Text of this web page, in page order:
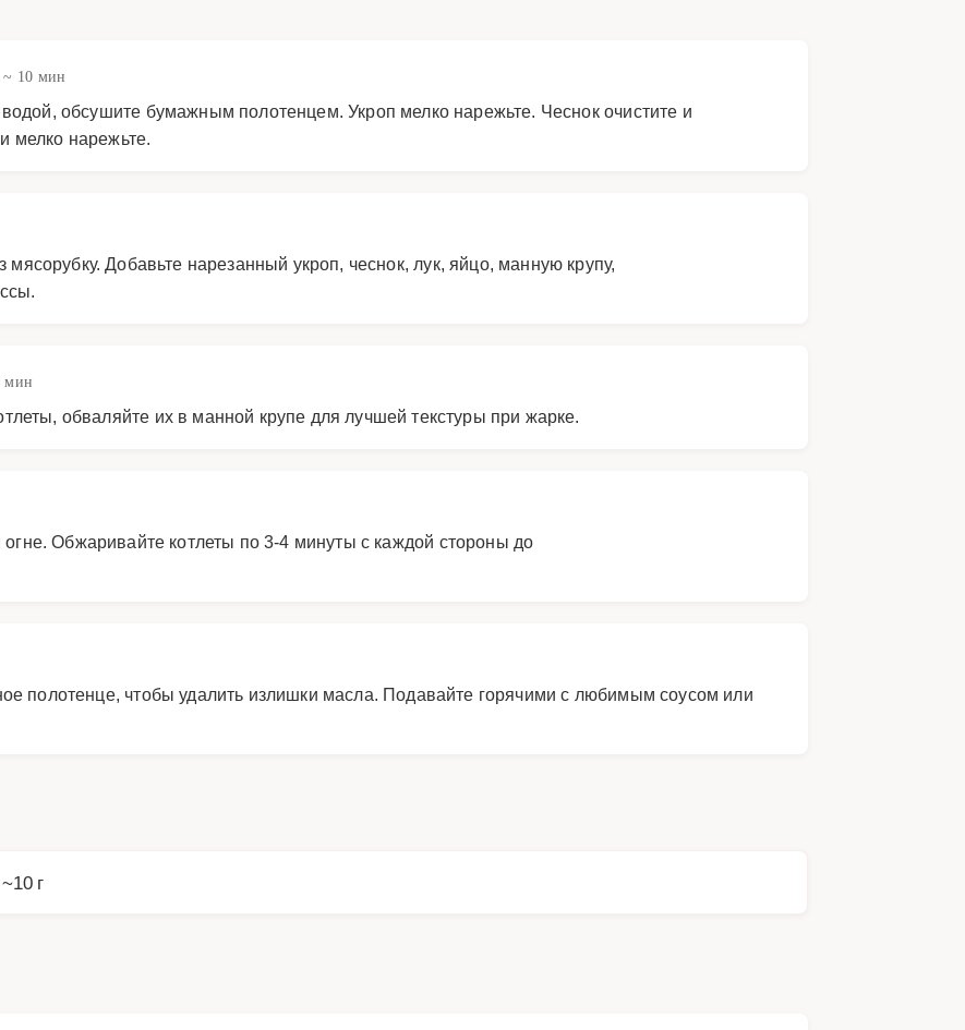
~ 10 мин
обсушите бумажным полотенцем. Укроп мелко нарежьте. Чеснок очистите и
мелко нарежьте.
Добавьте нарезанный укроп, чеснок, лук, яйцо, манную крупу,
мин
обваляйте их в манной крупе для лучшей текстуры при жарке.
Обжаривайте котлеты по 3-4 минуты с каждой стороны до
полотенце, чтобы удалить излишки масла. Подавайте горячими с любимым соусом или
г